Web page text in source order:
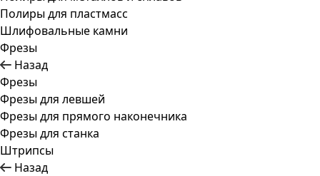
Полиры для пластмасс
Шлифовальные камни
Фрезы
Назад
Фрезы
Фрезы для левшей
Фрезы для прямого наконечника
Фрезы для станка
Штрипсы
Назад